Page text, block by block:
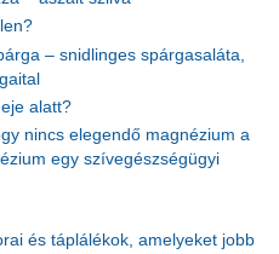
– snidlinges spárgasaláta,
alatt?
nincs elegendő magnézium a
egy szívegészségügyi
és táplálékok, amelyeket jobb